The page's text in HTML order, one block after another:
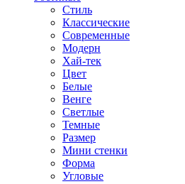
Стиль
Классические
Современные
Модерн
Хай-тек
Цвет
Белые
Венге
Светлые
Темные
Размер
Мини стенки
Форма
Угловые